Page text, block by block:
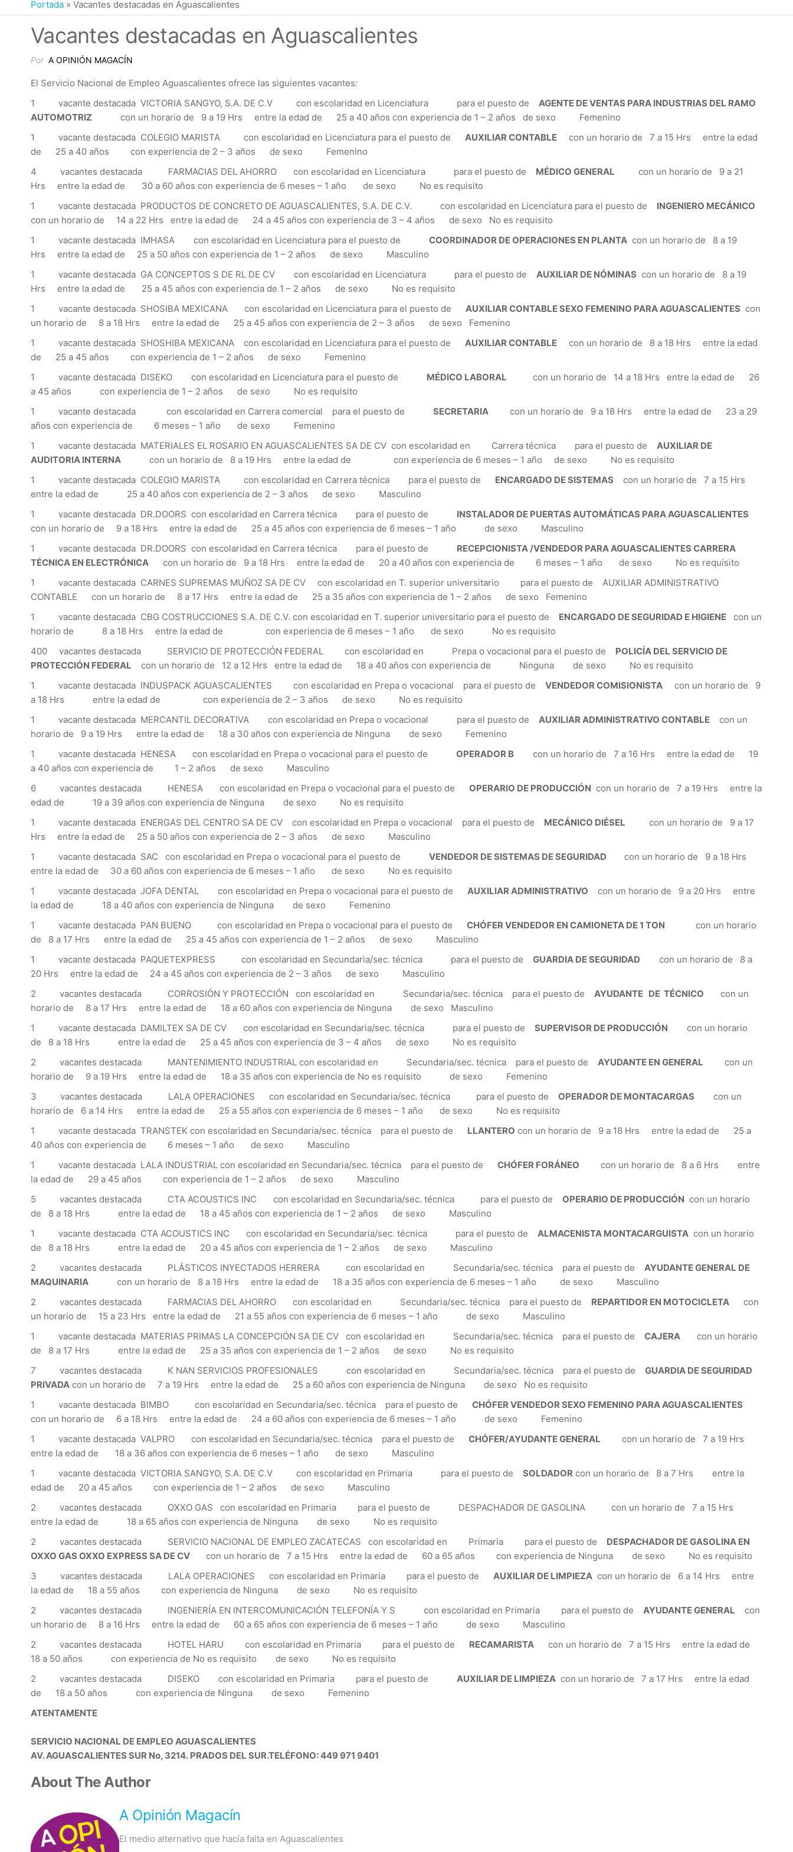
Portada » Vacantes destacadas en Aguascalientes
Vacantes destacadas en Aguascalientes
Por A OPINIÓN MAGACÍN
El Servicio Nacional de Empleo Aguascalientes ofrece las siguientes vacantes:
1 vacante destacada VICTORIA SANGYO, S.A. DE C.V con escolaridad en Licenciatura para el puesto de AGENTE DE VENTAS PARA INDUSTRIAS DEL RAMO
AUTOMOTRIZ con un horario de 9 a 19 Hrs entre la edad de 25 a 40 años con experiencia de 1 – 2 años de sexo Femenino
1 vacante destacada COLEGIO MARISTA con escolaridad en Licenciatura para el puesto de AUXILIAR CONTABLE con un horario de 7 a 15 Hrs entre la edad
de 25 a 40 años con experiencia de 2 – 3 años de sexo Femenino
4 vacantes destacada FARMACIAS DEL AHORRO con escolaridad en Licenciatura para el puesto de MÉDICO GENERAL con un horario de 9 a 21
Hrs entre la edad de 30 a 60 años con experiencia de 6 meses – 1 año de sexo No es requisito
1 vacante destacada PRODUCTOS DE CONCRETO DE AGUASCALIENTES, S.A. DE C.V. con escolaridad en Licenciatura para el puesto de INGENIERO MECÁNICO
con un horario de 14 a 22 Hrs entre la edad de 24 a 45 años con experiencia de 3 – 4 años de sexo No es requisito
1 vacante destacada IMHASA con escolaridad en Licenciatura para el puesto de COORDINADOR DE OPERACIONES EN PLANTA con un horario de 8 a 19
Hrs entre la edad de 25 a 50 años con experiencia de 1 – 2 años de sexo Masculino
1 vacante destacada GA CONCEPTOS S DE RL DE CV con escolaridad en Licenciatura para el puesto de AUXILIAR DE NÓMINAS con un horario de 8 a 19
Hrs entre la edad de 25 a 45 años con experiencia de 1 – 2 años de sexo No es requisito
1 vacante destacada SHOSIBA MEXICANA con escolaridad en Licenciatura para el puesto de AUXILIAR CONTABLE SEXO FEMENINO PARA AGUASCALIENTES con
un horario de 8 a 18 Hrs entre la edad de 25 a 45 años con experiencia de 2 – 3 años de sexo Femenino
1 vacante destacada SHOSHIBA MEXICANA con escolaridad en Licenciatura para el puesto de AUXILIAR CONTABLE con un horario de 8 a 18 Hrs entre la edad
de 25 a 45 años con experiencia de 1 – 2 años de sexo Femenino
1 vacante destacada DISEKO con escolaridad en Licenciatura para el puesto de MÉDICO LABORAL con un horario de 14 a 18 Hrs entre la edad de 26
a 45 años con experiencia de 1 – 2 años de sexo No es requisito
1 vacante destacada con escolaridad en Carrera comercial para el puesto de SECRETARIA con un horario de 9 a 18 Hrs entre la edad de 23 a 29
años con experiencia de 6 meses – 1 año de sexo Femenino
1 vacante destacada MATERIALES EL ROSARIO EN AGUASCALIENTES SA DE CV con escolaridad en Carrera técnica para el puesto de AUXILIAR DE
AUDITORIA INTERNA con un horario de 8 a 19 Hrs entre la edad de con experiencia de 6 meses – 1 año de sexo No es requisito
1 vacante destacada COLEGIO MARISTA con escolaridad en Carrera técnica para el puesto de ENCARGADO DE SISTEMAS con un horario de 7 a 15 Hrs
entre la edad de 25 a 40 años con experiencia de 2 – 3 años de sexo Masculino
1 vacante destacada DR.DOORS con escolaridad en Carrera técnica para el puesto de INSTALADOR DE PUERTAS AUTOMÁTICAS PARA AGUASCALIENTES
con un horario de 9 a 18 Hrs entre la edad de 25 a 45 años con experiencia de 6 meses – 1 año de sexo Masculino
1 vacante destacada DR.DOORS con escolaridad en Carrera técnica para el puesto de RECEPCIONISTA /VENDEDOR PARA AGUASCALIENTES CARRERA
TÉCNICA EN ELECTRÓNICA con un horario de 9 a 18 Hrs entre la edad de 20 a 40 años con experiencia de 6 meses – 1 año de sexo No es requisito
1 vacante destacada CARNES SUPREMAS MUÑOZ SA DE CV con escolaridad en T. superior universitario para el puesto de AUXILIAR ADMINISTRATIVO
CONTABLE con un horario de 8 a 17 Hrs entre la edad de 25 a 35 años con experiencia de 1 – 2 años de sexo Femenino
1 vacante destacada CBG COSTRUCCIONES S.A. DE C.V. con escolaridad en T. superior universitario para el puesto de ENCARGADO DE SEGURIDAD E HIGIENE con un
horario de 8 a 18 Hrs entre la edad de con experiencia de 6 meses – 1 año de sexo No es requisito
400 vacantes destacada SERVICIO DE PROTECCIÓN FEDERAL con escolaridad en Prepa o vocacional para el puesto de POLICÍA DEL SERVICIO DE
PROTECCIÓN FEDERAL con un horario de 12 a 12 Hrs entre la edad de 18 a 40 años con experiencia de Ninguna de sexo No es requisito
1 vacante destacada INDUSPACK AGUASCALIENTES con escolaridad en Prepa o vocacional para el puesto de VENDEDOR COMISIONISTA con un horario de 9
a 18 Hrs entre la edad de con experiencia de 2 – 3 años de sexo No es requisito
1 vacante destacada MERCANTIL DECORATIVA con escolaridad en Prepa o vocacional para el puesto de AUXILIAR ADMINISTRATIVO CONTABLE con un
horario de 9 a 19 Hrs entre la edad de 18 a 30 años con experiencia de Ninguna de sexo Femenino
1 vacante destacada HENESA con escolaridad en Prepa o vocacional para el puesto de OPERADOR B con un horario de 7 a 16 Hrs entre la edad de 19
a 40 años con experiencia de 1 – 2 años de sexo Masculino
6 vacantes destacada HENESA con escolaridad en Prepa o vocacional para el puesto de OPERARIO DE PRODUCCIÓN con un horario de 7 a 19 Hrs entre la
edad de 19 a 39 años con experiencia de Ninguna de sexo No es requisito
1 vacante destacada ENERGAS DEL CENTRO SA DE CV con escolaridad en Prepa o vocacional para el puesto de MECÁNICO DIÉSEL con un horario de 9 a 17
Hrs entre la edad de 25 a 50 años con experiencia de 2 – 3 años de sexo Masculino
1 vacante destacada SAC con escolaridad en Prepa o vocacional para el puesto de VENDEDOR DE SISTEMAS DE SEGURIDAD con un horario de 9 a 18 Hrs
entre la edad de 30 a 60 años con experiencia de 6 meses – 1 año de sexo No es requisito
1 vacante destacada JOFA DENTAL con escolaridad en Prepa o vocacional para el puesto de AUXILIAR ADMINISTRATIVO con un horario de 9 a 20 Hrs entre
la edad de 18 a 40 años con experiencia de Ninguna de sexo Femenino
1 vacante destacada PAN BUENO con escolaridad en Prepa o vocacional para el puesto de CHÓFER VENDEDOR EN CAMIONETA DE 1 TON con un horario
de 8 a 17 Hrs entre la edad de 25 a 45 años con experiencia de 1 – 2 años de sexo Masculino
1 vacante destacada PAQUETEXPRESS con escolaridad en Secundaria/sec. técnica para el puesto de GUARDIA DE SEGURIDAD con un horario de 8 a
20 Hrs entre la edad de 24 a 45 años con experiencia de 2 – 3 años de sexo Masculino
2 vacantes destacada CORROSIÓN Y PROTECCIÓN con escolaridad en Secundaria/sec. técnica para el puesto de AYUDANTE DE TÉCNICO con un
horario de 8 a 17 Hrs entre la edad de 18 a 60 años con experiencia de Ninguna de sexo Masculino
1 vacante destacada DAMILTEX SA DE CV con escolaridad en Secundaria/sec. técnica para el puesto de SUPERVISOR DE PRODUCCIÓN con un horario
de 8 a 18 Hrs entre la edad de 25 a 45 años con experiencia de 3 – 4 años de sexo No es requisito
2 vacantes destacada MANTENIMIENTO INDUSTRIAL con escolaridad en Secundaria/sec. técnica para el puesto de AYUDANTE EN GENERAL con un
horario de 9 a 19 Hrs entre la edad de 18 a 35 años con experiencia de No es requisito de sexo Femenino
3 vacantes destacada LALA OPERACIONES con escolaridad en Secundaria/sec. técnica para el puesto de OPERADOR DE MONTACARGAS con un
horario de 6 a 14 Hrs entre la edad de 25 a 55 años con experiencia de 6 meses – 1 año de sexo No es requisito
1 vacante destacada TRANSTEK con escolaridad en Secundaria/sec. técnica para el puesto de LLANTERO con un horario de 9 a 18 Hrs entre la edad de 25 a
40 años con experiencia de 6 meses – 1 año de sexo Masculino
1 vacante destacada LALA INDUSTRIAL con escolaridad en Secundaria/sec. técnica para el puesto de CHÓFER FORÁNEO con un horario de 8 a 6 Hrs entre
la edad de 29 a 45 años con experiencia de 1 – 2 años de sexo Masculino
5 vacantes destacada CTA ACOUSTICS INC con escolaridad en Secundaria/sec. técnica para el puesto de OPERARIO DE PRODUCCIÓN con un horario
de 8 a 18 Hrs entre la edad de 18 a 45 años con experiencia de 1 – 2 años de sexo Masculino
1 vacante destacada CTA ACOUSTICS INC con escolaridad en Secundaria/sec. técnica para el puesto de ALMACENISTA MONTACARGUISTA con un horario
de 8 a 18 Hrs entre la edad de 20 a 45 años con experiencia de 1 – 2 años de sexo Masculino
2 vacantes destacada PLÁSTICOS INYECTADOS HERRERA con escolaridad en Secundaria/sec. técnica para el puesto de AYUDANTE GENERAL DE
MAQUINARIA con un horario de 8 a 18 Hrs entre la edad de 18 a 35 años con experiencia de 6 meses – 1 año de sexo Masculino
2 vacantes destacada FARMACIAS DEL AHORRO con escolaridad en Secundaria/sec. técnica para el puesto de REPARTIDOR EN MOTOCICLETA con
un horario de 15 a 23 Hrs entre la edad de 21 a 55 años con experiencia de 6 meses – 1 año de sexo Masculino
1 vacante destacada MATERIAS PRIMAS LA CONCEPCIÓN SA DE CV con escolaridad en Secundaria/sec. técnica para el puesto de CAJERA con un horario
de 8 a 17 Hrs entre la edad de 25 a 35 años con experiencia de 1 – 2 años de sexo No es requisito
7 vacantes destacada K NAN SERVICIOS PROFESIONALES con escolaridad en Secundaria/sec. técnica para el puesto de GUARDIA DE SEGURIDAD
PRIVADA con un horario de 7 a 19 Hrs entre la edad de 25 a 60 años con experiencia de Ninguna de sexo No es requisito
1 vacante destacada BIMBO con escolaridad en Secundaria/sec. técnica para el puesto de CHÓFER VENDEDOR SEXO FEMENINO PARA AGUASCALIENTES
con un horario de 6 a 18 Hrs entre la edad de 24 a 60 años con experiencia de 6 meses – 1 año de sexo Femenino
1 vacante destacada VALPRO con escolaridad en Secundaria/sec. técnica para el puesto de CHÓFER/AYUDANTE GENERAL con un horario de 7 a 19 Hrs
entre la edad de 18 a 36 años con experiencia de 6 meses – 1 año de sexo Masculino
1 vacante destacada VICTORIA SANGYO, S.A. DE C.V con escolaridad en Primaria para el puesto de SOLDADOR con un horario de 8 a 7 Hrs entre la
edad de 20 a 45 años con experiencia de 1 – 2 años de sexo Masculino
2 vacantes destacada OXXO GAS con escolaridad en Primaria para el puesto de DESPACHADOR DE GASOLINA con un horario de 7 a 15 Hrs
entre la edad de 18 a 65 años con experiencia de Ninguna de sexo No es requisito
2 vacantes destacada SERVICIO NACIONAL DE EMPLEO ZACATECAS con escolaridad en Primaria para el puesto de DESPACHADOR DE GASOLINA EN
OXXO GAS OXXO EXPRESS SA DE CV con un horario de 7 a 15 Hrs entre la edad de 60 a 65 años con experiencia de Ninguna de sexo No es requisito
3 vacantes destacada LALA OPERACIONES con escolaridad en Primaria para el puesto de AUXILIAR DE LIMPIEZA con un horario de 6 a 14 Hrs entre
la edad de 18 a 55 años con experiencia de Ninguna de sexo No es requisito
2 vacantes destacada INGENIERÍA EN INTERCOMUNICACIÓN TELEFONÍA Y S con escolaridad en Primaria para el puesto de AYUDANTE GENERAL con
un horario de 8 a 16 Hrs entre la edad de 60 a 65 años con experiencia de 6 meses – 1 año de sexo Masculino
2 vacantes destacada HOTEL HARU con escolaridad en Primaria para el puesto de RECAMARISTA con un horario de 7 a 15 Hrs entre la edad de
18 a 50 años con experiencia de No es requisito de sexo No es requisito
2 vacantes destacada DISEKO con escolaridad en Primaria para el puesto de AUXILIAR DE LIMPIEZA con un horario de 7 a 17 Hrs entre la edad
de 18 a 50 años con experiencia de Ninguna de sexo Femenino
ATENTAMENTE
SERVICIO NACIONAL DE EMPLEO AGUASCALIENTES
AV. AGUASCALIENTES SUR No, 3214. PRADOS DEL SUR.TELÉFONO: 449 971 9401
About The Author
A Opinión Magacín
El medio alternativo que hacía falta en Aguascalientes